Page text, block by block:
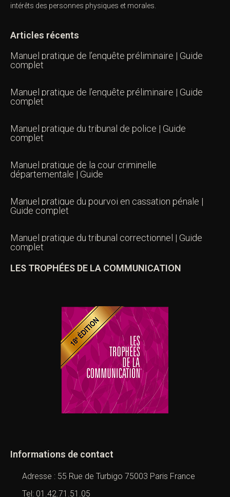
intérêts des personnes physiques et morales.
Articles récents
Manuel pratique de l’enquête préliminaire | Guide
complet
Manuel pratique de l’enquête préliminaire | Guide
complet
Manuel pratique du tribunal de police | Guide
complet
Manuel pratique de la cour criminelle
départementale | Guide
Manuel pratique du pourvoi en cassation pénale |
Guide complet
Manuel pratique du tribunal correctionnel | Guide
complet
LES TROPHÉES DE LA COMMUNICATION
Informations de contact
Adresse : 55 Rue de Turbigo 75003 Paris France
Tel: 01.42.71.51.05